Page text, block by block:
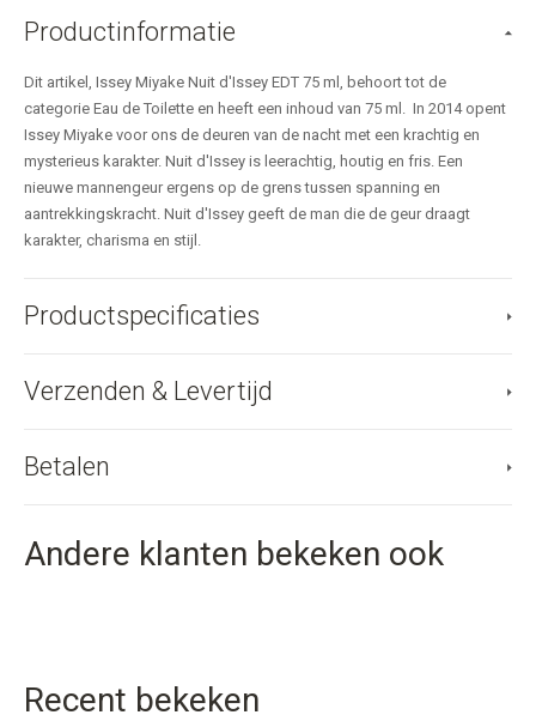
Productinformatie
Dit artikel, Issey Miyake Nuit d'Issey EDT 75 ml, behoort tot de
categorie Eau de Toilette en heeft een inhoud van 75 ml. In 2014 opent
Issey Miyake voor ons de deuren van de nacht met een krachtig en
mysterieus karakter. Nuit d'Issey is leerachtig, houtig en fris. Een
nieuwe mannengeur ergens op de grens tussen spanning en
aantrekkingskracht. Nuit d'Issey geeft de man die de geur draagt
karakter, charisma en stijl.
Productspecificaties
Verzenden & Levertijd
Betalen
Andere klanten bekeken ook
Recent bekeken